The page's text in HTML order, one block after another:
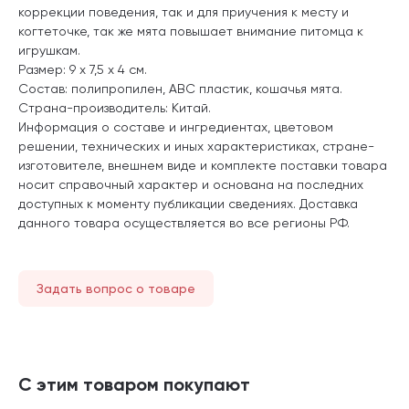
коррекции поведения, так и для приучения к месту и
когтеточке, так же мята повышает внимание питомца к
игрушкам.
Размер: 9 х 7,5 х 4 см.
Состав: полипропилен, ABC пластик, кошачья мята.
Страна-производитель: Китай.
Информация о составе и ингредиентах, цветовом
решении, технических и иных характеристиках, стране-
изготовителе, внешнем виде и комплекте поставки товара
носит справочный характер и основана на последних
доступных к моменту публикации сведениях. Доставка
данного товара осуществляется во все регионы РФ.
Задать вопрос о товаре
С этим товаром покупают